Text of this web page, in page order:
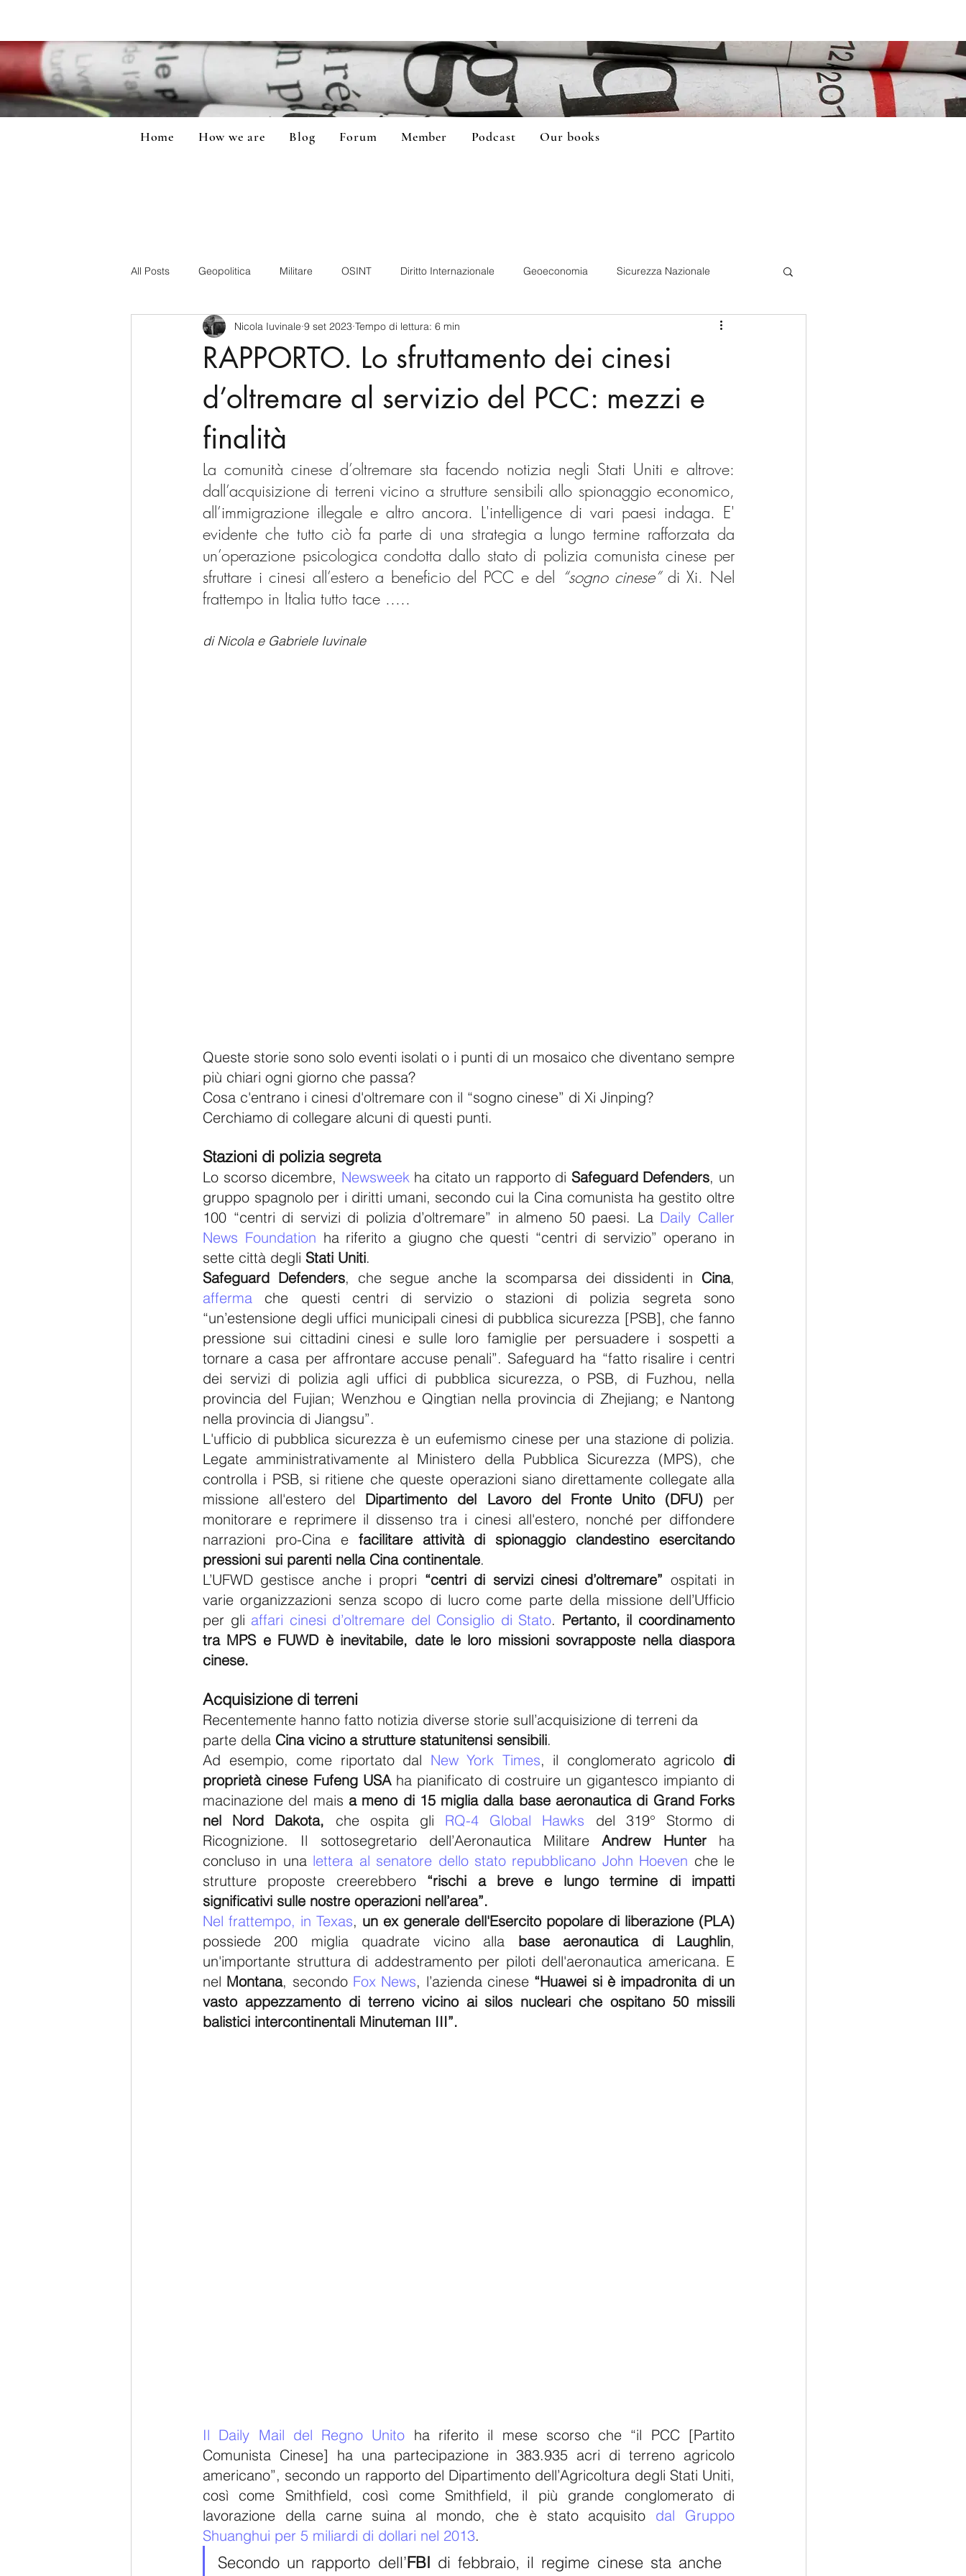
Home How we are Blog Forum Member Podcast Our books
All Posts Geopolitica Militare OSINT Diritto Internazionale Geoeconomia Sicurezza Nazionale
CyberSecurity Information Tecnology America-Latina e Caraibi (LAC)
USA Russia Giappone India Corea del Nord Corea del Sud
Australia Germania
Polo Nord
RAPPORTO. Lo sfruttamento dei cinesi
d’oltremare al servizio del PCC: mezzi e
finalità
Nicola Iuvinale 9 set 2023 Tempo di lettura: 6 min
La comunità cinese d’oltremare sta facendo notizia negli Stati Uniti e altrove:
dall’acquisizione di terreni vicino a strutture sensibili allo spionaggio economico,
all’immigrazione illegale e altro ancora. L'intelligence di vari paesi indaga. E'
evidente che tutto ciò fa parte di una strategia a lungo termine rafforzata da
un’operazione psicologica condotta dallo stato di polizia comunista cinese per
sfruttare i cinesi all’estero a beneficio del PCC e del “sogno cinese” di Xi. Nel
frattempo in Italia tutto tace .....
di Nicola e Gabriele Iuvinale
Queste storie sono solo eventi isolati o i punti di un mosaico che diventano sempre
più chiari ogni giorno che passa?
Cosa c'entrano i cinesi d'oltremare con il “sogno cinese” di Xi Jinping?
Cerchiamo di collegare alcuni di questi punti.
Stazioni di polizia segreta
Lo scorso dicembre, Newsweek ha citato un rapporto di Safeguard Defenders, un
gruppo spagnolo per i diritti umani, secondo cui la Cina comunista ha gestito oltre
100 “centri di servizi di polizia d’oltremare” in almeno 50 paesi. La Daily Caller
News Foundation ha riferito a giugno che questi “centri di servizio” operano in
sette città degli Stati Uniti.
Safeguard Defenders, che segue anche la scomparsa dei dissidenti in Cina
afferma che questi centri di servizio o stazioni di polizia segreta sono
“un’estensione degli uffici municipali cinesi di pubblica sicurezza [PSB], che fanno
pressione sui cittadini cinesi e sulle loro famiglie per persuadere i sospetti a
tornare a casa per affrontare accuse penali”. Safeguard ha “fatto risalire i centri
dei servizi di polizia agli uffici di pubblica sicurezza, o PSB, di Fuzhou, nella
provincia del Fujian; Wenzhou e Qingtian nella provincia di Zhejiang; e Nantong
nella provincia di Jiangsu”.
L'ufficio di pubblica sicurezza è un eufemismo cinese per una stazione di polizia.
Legate amministrativamente al Ministero della Pubblica Sicurezza (MPS), che
controlla i PSB, si ritiene che queste operazioni siano direttamente collegate alla
missione all'estero del Dipartimento del Lavoro del Fronte Unito (DFU) per
monitorare e reprimere il dissenso tra i cinesi all'estero, nonché per diffondere
narrazioni pro-Cina e facilitare attività di spionaggio clandestino esercitando
pressioni sui parenti nella Cina continentale.
L’UFWD gestisce anche i propri “centri di servizi cinesi d’oltremare” ospitati in
varie organizzazioni senza scopo di lucro come parte della missione dell’Ufficio
per gli affari cinesi d’oltremare del Consiglio di Stato. Pertanto, il coordinamento
tra MPS e FUWD è inevitabile, date le loro missioni sovrapposte nella diaspora
cinese.
Acquisizione di terreni
Recentemente hanno fatto notizia diverse storie sull’acquisizione di terreni da
parte della Cina vicino a strutture statunitensi sensibili.
Ad esempio, come riportato dal New York Times, il conglomerato agricolo di
proprietà cinese Fufeng USA ha pianificato di costruire un gigantesco impianto di
macinazione del mais a meno di 15 miglia dalla base aeronautica di Grand Forks
nel Nord Dakota, che ospita gli RQ-4 Global Hawks del 319° Stormo di
Ricognizione. Il sottosegretario dell’Aeronautica Militare Andrew Hunter ha
concluso in una lettera al senatore dello stato repubblicano John Hoeven che le
strutture proposte creerebbero “rischi a breve e lungo termine di impatti
significativi sulle nostre operazioni nell’area”.
Nel frattempo, in Texas,
possiede 200 miglia quadrate vicino alla base aeronautica di Laughlin,
un'importante struttura di addestramento per piloti dell'aeronautica americana. E
nel Montana, secondo Fox News, l’azienda cinese “Huawei si è impadronita di un
vasto appezzamento di terreno vicino ai silos nucleari che ospitano 50 missili
balistici intercontinentali Minuteman III”.
Il Daily Mail del Regno Unito ha riferito il mese scorso che “il PCC [Partito
Comunista Cinese] ha una partecipazione in 383.935 acri di terreno agricolo
americano”, secondo un rapporto del Dipartimento dell’Agricoltura degli Stati Uniti,
così come Smithfield, così come Smithfield, il più grande conglomerato di
lavorazione della carne suina al mondo, che è stato acquisito dal Gruppo
Shuanghui per 5 miliardi di dollari nel 2013.
Secondo un rapporto dell’FBI di febbraio, il regime cinese sta anche